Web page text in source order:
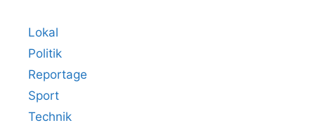
Lokal
Politik
Reportage
Sport
Technik